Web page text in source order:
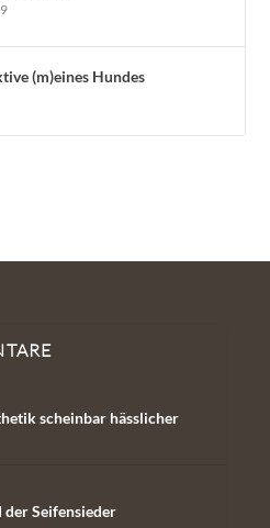
(m)eines Hundes
scheinbar hässlicher
Seifensieder